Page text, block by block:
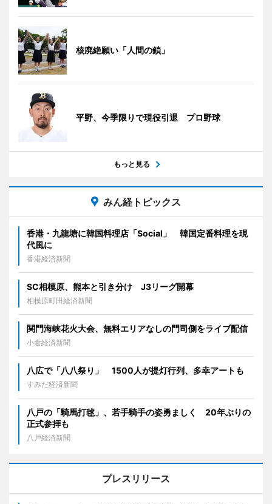
核廃絶願い「人間の鎖」
平野、今季限りで現役引退 プロ野球
もっと見る
みん経トピックス
香港・九龍塘に韓国料理店「Social」 韓国定番料理を現
代風に
香港経済新聞
SC相模原、熊本と引き分け J3リーグ開幕
相模原町田経済新聞
関門海峡花火大会、無料エリアなしの門司側をライブ配信
小倉経済新聞
八広で「八八祭り」 1500人が提灯行列、多幸アートも
すみだ経済新聞
八戸の「騎馬打毬」、若手騎手の姿勇ましく 20年ぶりの
正式参拝も
八戸経済新聞
プレスリリース